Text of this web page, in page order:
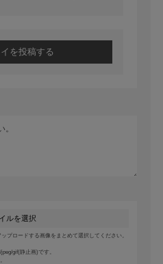
を投稿する
ルを選択
プロードする画像をまとめて選択してください。
gif(静止画)です。